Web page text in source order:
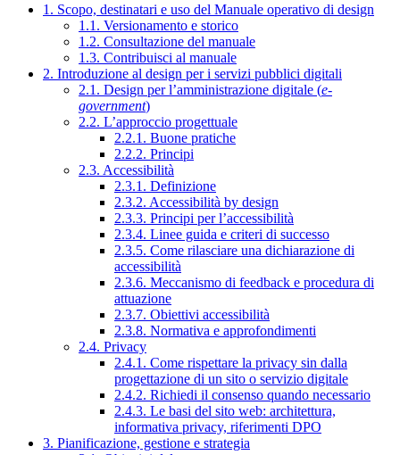
1. Scopo, destinatari e uso del Manuale operativo di design
1.1. Versionamento e storico
1.2. Consultazione del manuale
1.3. Contribuisci al manuale
2. Introduzione al design per i servizi pubblici digitali
2.1. Design per l’amministrazione digitale (e-
government)
2.2. L’approccio progettuale
2.2.1. Buone pratiche
2.2.2. Principi
2.3. Accessibilità
2.3.1. Definizione
2.3.2. Accessibilità by design
2.3.3. Principi per l’accessibilità
2.3.4. Linee guida e criteri di successo
2.3.5. Come rilasciare una dichiarazione di
accessibilità
2.3.6. Meccanismo di feedback e procedura di
attuazione
2.3.7. Obiettivi accessibilità
2.3.8. Normativa e approfondimenti
2.4. Privacy
2.4.1. Come rispettare la privacy sin dalla
progettazione di un sito o servizio digitale
2.4.2. Richiedi il consenso quando necessario
2.4.3. Le basi del sito web: architettura,
informativa privacy, riferimenti DPO
3. Pianificazione, gestione e strategia